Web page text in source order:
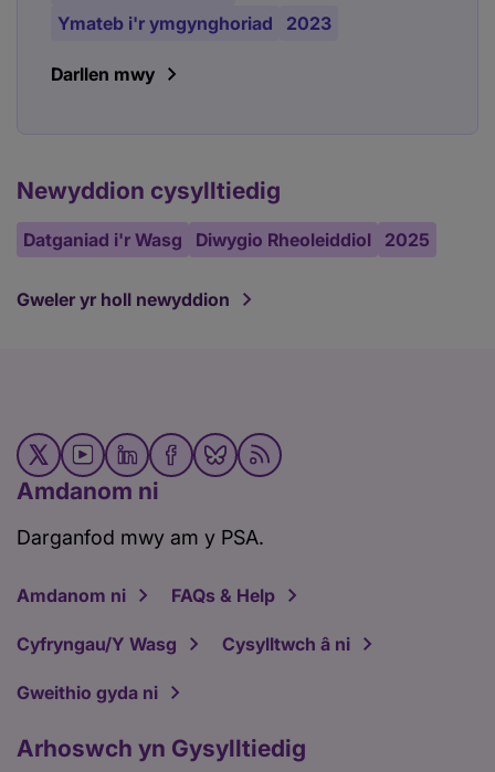
Ymateb i'r ymgynghoriad
2023
Darllen mwy
Newyddion cysylltiedig
Datganiad i'r Wasg Diwygio Rheoleiddiol 2025
Gweler yr holl newyddion
Amdanom ni
Darganfod mwy am y PSA.
Amdanom ni FAQs & Help
Cyfryngau/Y Wasg Cysylltwch â ni
Gweithio gyda ni
Arhoswch yn Gysylltiedig